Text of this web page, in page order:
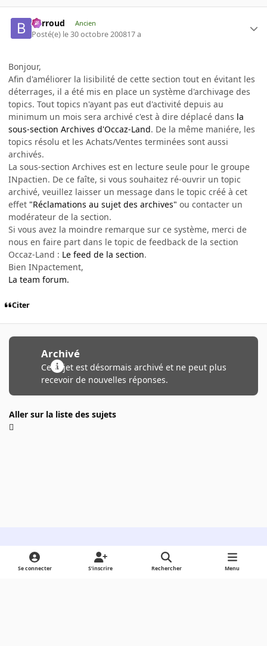
Barroud Ancien
Posté(e) le 30 octobre 200817 a
Bonjour,
Afin d'améliorer la lisibilité de cette section tout en évitant les
déterrages, il a été mis en place un système d'archivage des
topics. Tout topics n'ayant pas eut d'activité depuis au
minimum un mois sera archivé c'est à dire déplacé dans la
sous-section Archives d'Occaz-Land. De la même maniére, les
topics résolu et les Achats/Ventes terminées sont aussi
archivés.
La sous-section Archives est en lecture seule pour le groupe
INpactien. De ce faîte, si vous souhaitez ré-ouvrir un topic
archivé, veuillez laisser un message dans le topic créé à cet
effet "Réclamations au sujet des archives" ou contacter un
modérateur de la section.
Si vous avez la moindre remarque sur ce système, merci de
nous en faire part dans le topic de feedback de la section
Occaz-Land : Le feed de la section.
Bien INpactement,
La team forum.
Citer
Archivé
Ce sujet est désormais archivé et ne peut plus
recevoir de nouvelles réponses.
Aller sur la liste des sujets
Light ModeDark ModeSystem Preference
Se connecter S’inscrire Rechercher Menu